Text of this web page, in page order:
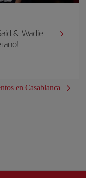
& Wadie -
en Casablanca